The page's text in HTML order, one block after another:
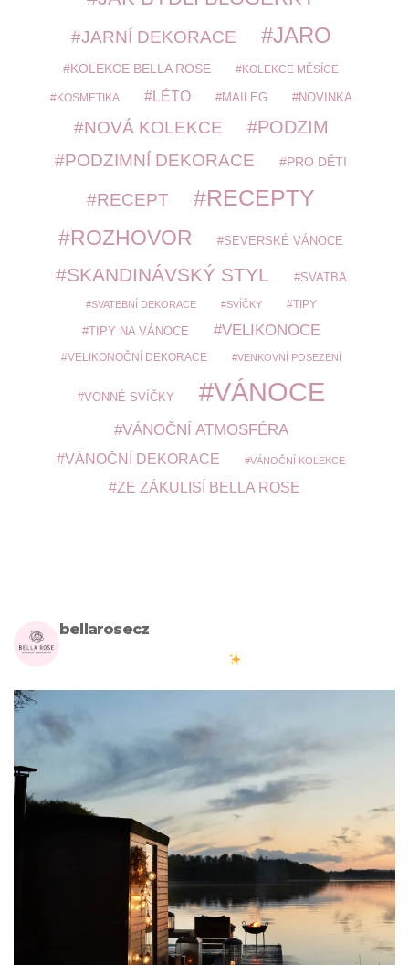
JARNÍ DEKORACE JARO
KOLEKCE BELLA ROSE KOLEKCE MĚSÍCE
KOSMETIKA LÉTO MAILEG NOVINKA
NOVÁ KOLEKCE PODZIM
PODZIMNÍ DEKORACE PRO DĚTI
RECEPT RECEPTY
ROZHOVOR SEVERSKÉ VÁNOCE
SKANDINÁVSKÝ STYL SVATBA
SVATEBNÍ DEKORACE SVÍČKY TIPY
TIPY NA VÁNOCE VELIKONOCE
VELIKONOČNÍ DEKORACE VENKOVNÍ POSEZENÍ
VONNÉ SVÍČKY VÁNOCE
VÁNOČNÍ ATMOSFÉRA
VÁNOČNÍ DEKORACE VÁNOČNÍ KOLEKCE
ZE ZÁKULISÍ BELLA ROSE
bellarosecz